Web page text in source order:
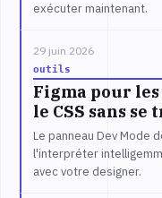
exécuter maintenant.
29 juin 2026
outils
Figma pour
le CSS sans se
Le panneau Dev Mode
l'interpréter
avec votre designer.